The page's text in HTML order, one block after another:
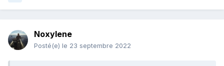
Noxylene
Posté(e) le 23 septembre 2022